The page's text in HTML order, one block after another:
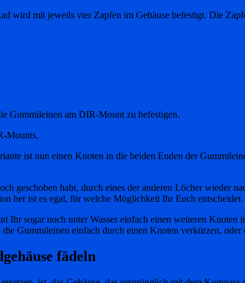
wird mit jeweils vier Zapfen im Gehäuse befestigt. Die
Gummileinen am DIR-Mount zu befestigen.
Mounts.
ist nun einen Knoten in die beiden Enden der
geschoben habt, durch eines der anderen Löcher wieder
her ist es egal, für welche Möglichkeit Ihr Euch
Ihr sogar noch unter Wasser einfach einen weiteren
Gummileinen einfach durch einen Knoten verkürzen,
fädeln